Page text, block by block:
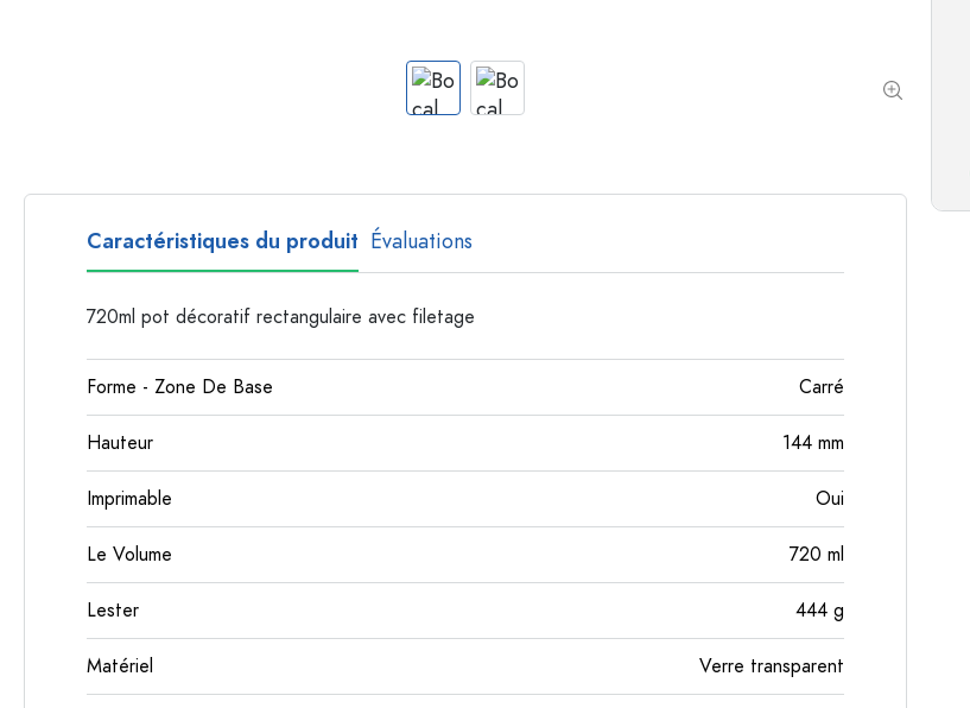
Caractéristiques du produit Évaluations
720ml pot décoratif rectangulaire avec filetage
Forme - Zone De Base Carré
Hauteur 144 mm
Imprimable Oui
Le Volume 720 ml
Lester 444 g
Matériel Verre transparent